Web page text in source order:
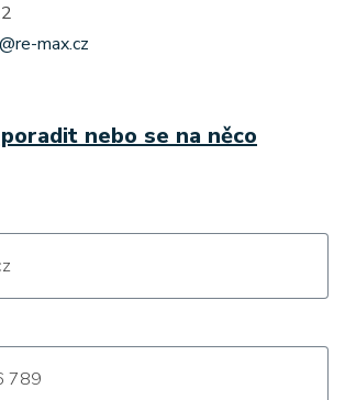
max.cz
nebo se na něco